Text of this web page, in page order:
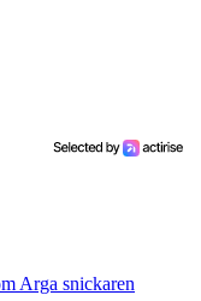
Arga snickaren